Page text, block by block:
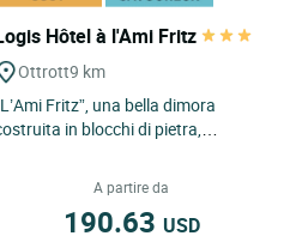
Hôtel à l'Ami Fritz
Ottrott9 km
Fritz”, una bella dimora
in blocchi di pietra,
A partire da
190.63 USD